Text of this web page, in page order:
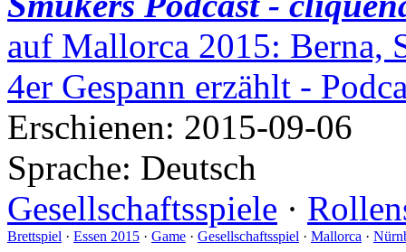
auf Mallorca 2015: Berna,
4er Gespann erzählt -
Erschienen: 2015-09-06
Sprache: Deutsch
Gesellschaftsspiele ·
Brettspiel · Essen 2015 · Game · Gesellschaftsspiel · Mallorca ·